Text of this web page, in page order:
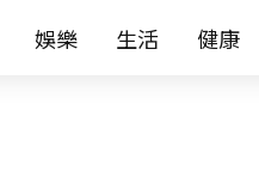
娛樂 生活 健康